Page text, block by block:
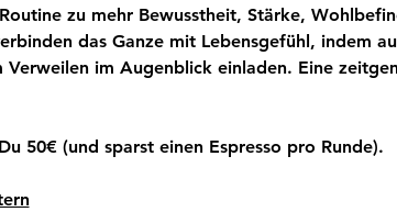
zu mehr Bewusstheit, Stärke,
das Ganze mit Lebensgefühl, indem
im Augenblick einladen. Eine
50€ (und sparst einen Espresso pro Runde).